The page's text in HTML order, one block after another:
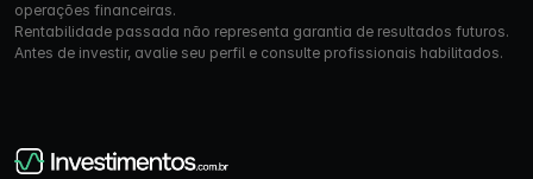
operações financeiras.
Rentabilidade passada não representa garantia de resultados futuros.
Antes de investir, avalie seu perfil e consulte profissionais habilitados.